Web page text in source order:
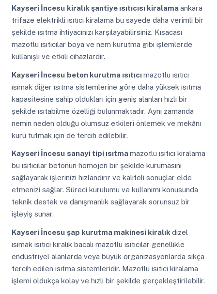
Kayseri İncesu kiralık şantiye ısıtıcısı kiralamaankara
trifaze elektrikli ısıtıcı kiralama bu sayede daha verimli bir
şekilde ısıtma ihtiyacınızı karşılayabilirsiniz. Kısacası
mazotlu ısıtıcılar boya ve nem kurutma gibi işlemlerde
kullanışlı ve etkili cihazlardır.
Kayseri İncesu beton kurutma ısıtıcımazotlu ısıtıcı
ısımak diğer ısıtma sistemlerine göre daha yüksek ısıtma
kapasitesine sahip oldukları için geniş alanları hızlı bir
şekilde ısıtabilme özelliği bulunmaktadır. Aynı zamanda
nemin neden olduğu olumsuz etkileri önlemek ve mekânı
kuru tutmak için de tercih edilebilir.
Kayseri İncesu sanayi tipi ısıtmamazotlu ısıtıcı kiralama
bu ısıtıcılar betonun homojen bir şekilde kurumasını
sağlayarak işlerinizi hızlandırır ve kaliteli sonuçlar elde
etmenizi sağlar. Süreci kurulumu ve kullanımı konusunda
teknik destek ve danışmanlık sağlayarak sorunsuz bir
işleyiş sunar.
Kayseri İncesu şap kurutma makinesi kiralık dizel
ısımak ısıtıcı kiralık bacalı mazotlu ısıtıcılar genellikle
endüstriyel alanlarda veya büyük organizasyonlarda sıkça
tercih edilen ısıtma sistemleridir. Mazotlu ısıtıcı kiralama
işlemi oldukça kolay ve hızlı bir şekilde gerçekleştirilebilir.